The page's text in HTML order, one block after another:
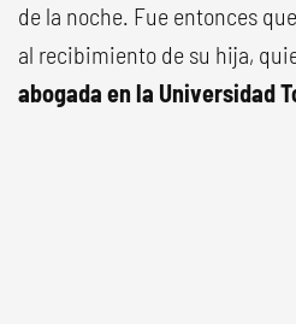
de la noche. Fue entonces
al recibimiento de su hija,
abogada en la Universidad